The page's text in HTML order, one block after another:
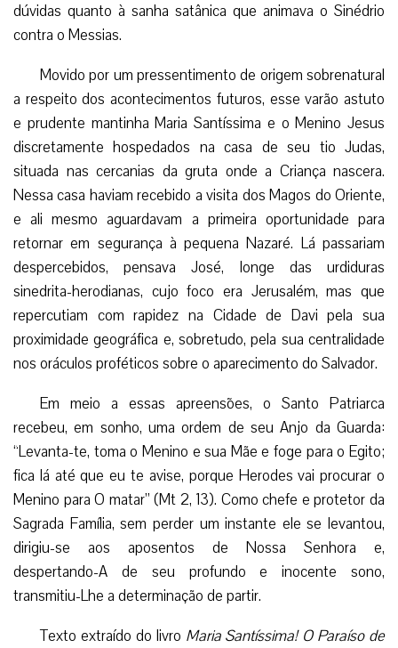
dúvidas quanto à sanha satânica que animava o Sinédrio
contra o Messias.
Movido por um pressentimento de origem sobrenatural
a respeito dos acontecimentos futuros, esse varão astuto
e prudente mantinha Maria Santíssima e o Menino Jesus
discretamente hospedados na casa de seu tio Judas,
situada nas cercanias da gruta onde a Criança nascera.
Nessa casa haviam recebido a visita dos Magos do Oriente,
e ali mesmo aguardavam a primeira oportunidade para
retornar em segurança à pequena Nazaré. Lá passariam
despercebidos, pensava José, longe das urdiduras
sinedrita-herodianas, cujo foco era Jerusalém, mas que
repercutiam com rapidez na Cidade de Davi pela sua
proximidade geográfica e, sobretudo, pela sua centralidade
nos oráculos proféticos sobre o aparecimento do Salvador.
Em meio a essas apreensões, o Santo Patriarca
recebeu, em sonho, uma ordem de seu Anjo da Guarda:
“Levanta-te, toma o Menino e sua Mãe e foge para o Egito;
fica lá até que eu te avise, porque Herodes vai procurar o
Menino para O matar” (Mt 2, 13). Como chefe e protetor da
Sagrada Família, sem perder um instante ele se levantou,
dirigiu-se aos aposentos de Nossa Senhora e,
despertando-A de seu profundo e inocente sono,
transmitiu-Lhe a determinação de partir.
Texto extraído do livro Maria Santíssima! O Paraíso de